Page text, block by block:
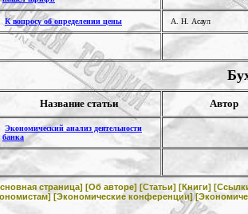
К вопросу об определении цены А. Н. Асаул
Название статьи Автор
Экономический анализ деятельности
банка
страница] [Об авторе] [Статьи] [Книги]
[Экономические конференции]